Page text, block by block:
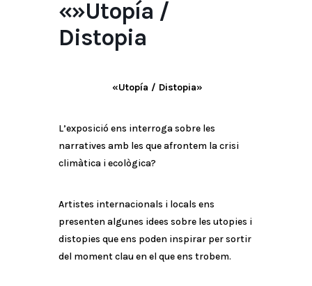
«»Utopía /
Distopia
«Utopía / Distopia»
L’exposició ens interroga sobre les
narratives amb les que afrontem la crisi
climàtica i ecològica?
Artistes internacionals i locals ens
presenten algunes idees sobre les utopies i
distopies que ens poden inspirar per sortir
del moment clau en el que ens trobem.